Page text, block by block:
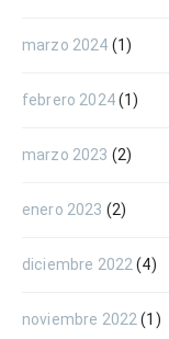
marzo 2024 (1)
febrero 2024(1)
marzo 2023 (2)
enero 2023 (2)
diciembre 2022 (4)
noviembre 2022 (1)